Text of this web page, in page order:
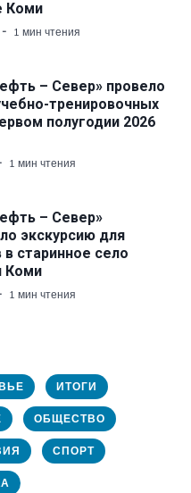
Коми
1 мин чтения
– Север» провело
тренировочных
полугодии 2026
1 мин чтения
– Север»
экскурсию для
в старинное село
Коми
1 мин чтения
ИТОГИ
ОБЩЕСТВО
СПОРТ